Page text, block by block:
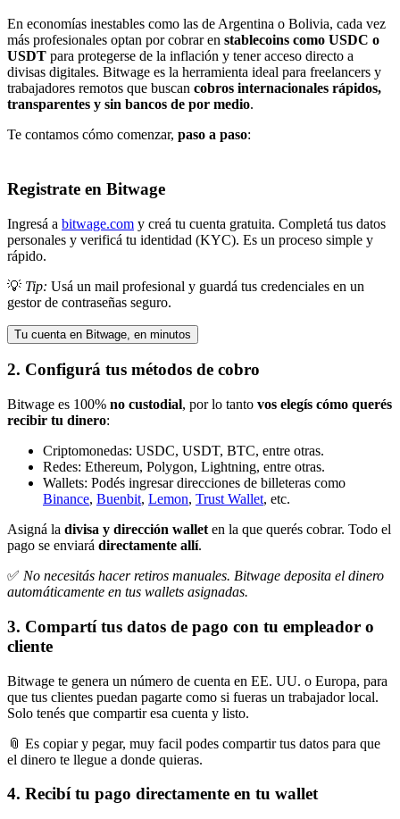
En economías inestables como las de Argentina o Bolivia, cada vez
más profesionales optan por cobrar en stablecoins como USDC o
USDT para protegerse de la inflación y tener acceso directo a
divisas digitales. Bitwage es la herramienta ideal para freelancers y
trabajadores remotos que buscan cobros internacionales rápidos,
transparentes y sin bancos de por medio.
Te contamos cómo comenzar, paso a paso:
Registrate en Bitwage
Ingresá a bitwage.com y creá tu cuenta gratuita. Completá tus datos
personales y verificá tu identidad (KYC). Es un proceso simple y
rápido.
💡 Tip: Usá un mail profesional y guardá tus credenciales en un
gestor de contraseñas seguro.
Tu cuenta en Bitwage, en minutos
2. Configurá tus métodos de cobro
Bitwage es 100% no custodial, por lo tanto vos elegís cómo querés
recibir tu dinero:
Criptomonedas: USDC, USDT, BTC, entre otras.
Redes: Ethereum, Polygon, Lightning, entre otras.
Wallets: Podés ingresar direcciones de billeteras como
Binance, Buenbit, Lemon, Trust Wallet, etc.
Asigná la divisa y dirección wallet en la que querés cobrar. Todo el
pago se enviará directamente allí.
✅ No necesitás hacer retiros manuales. Bitwage deposita el dinero
automáticamente en tus wallets asignadas.
3. Compartí tus datos de pago con tu empleador o
cliente
Bitwage te genera un número de cuenta en EE. UU. o Europa, para
que tus clientes puedan pagarte como si fueras un trabajador local.
Solo tenés que compartir esa cuenta y listo.
📎 Es copiar y pegar, muy facil podes compartir tus datos para que
el dinero te llegue a donde quieras.
4. Recibí tu pago directamente en tu wallet